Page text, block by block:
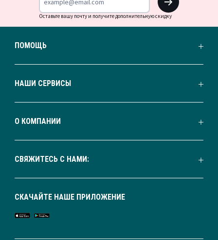
Оставьте вашу почту и получите дополнительную скидку
ПОМОЩЬ
НАШИ СЕРВИСЫ
О КОМПАНИИ
СВЯЖИТЕСЬ С НАМИ:
СКАЧАЙТЕ НАШЕ ПРИЛОЖЕНИЕ